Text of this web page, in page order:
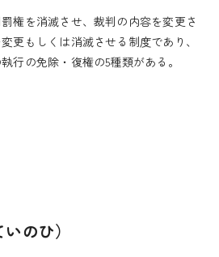
権を消滅させ、裁判の内容を変更さ
更もしくは消滅させる制度であり、
行の免除・復権の5種類がある。
のひ）